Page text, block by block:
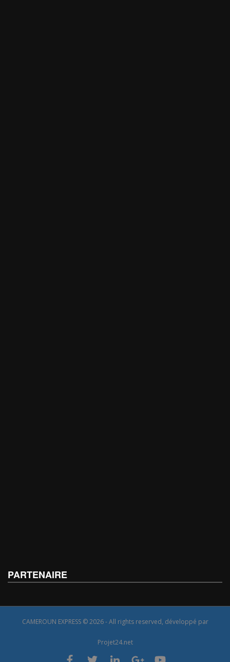
PARTENAIRE
CAMEROUN EXPRESS © 2026 - All rights reserved, développé par
Projet24.net